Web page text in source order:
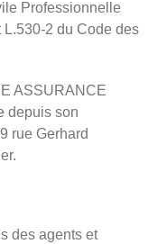
Professionnelle
2 du Code des
ASSURANCE
depuis son
rue Gerhard
des agents et